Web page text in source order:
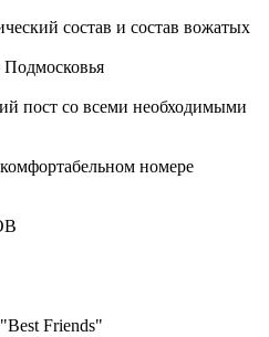
состав и состав вожатых
пост со всеми необходимыми
номере
Friends"